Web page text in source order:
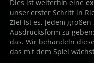
Dies ist weiterhin eine
unser erster Schritt in
Ziel ist es, jedem großen
Ausdrucksform zu
das. Wir behandeln
das mit dem Spiel